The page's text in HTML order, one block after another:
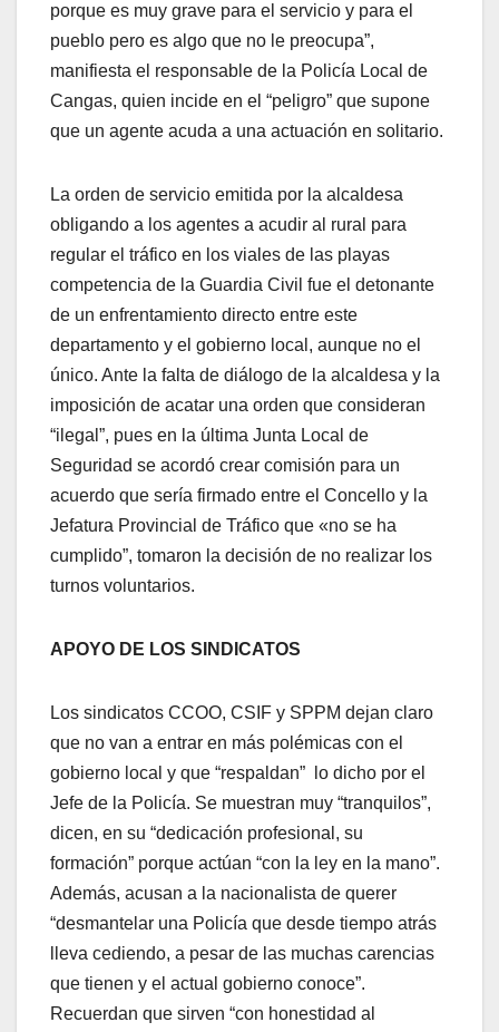
porque es muy grave para el servicio y para el
pueblo pero es algo que no le preocupa”,
manifiesta el responsable de la Policía Local de
Cangas, quien incide en el “peligro” que supone
que un agente acuda a una actuación en solitario.
La orden de servicio emitida por la alcaldesa
obligando a los agentes a acudir al rural para
regular el tráfico en los viales de las playas
competencia de la Guardia Civil fue el detonante
de un enfrentamiento directo entre este
departamento y el gobierno local, aunque no el
único. Ante la falta de diálogo de la alcaldesa y la
imposición de acatar una orden que consideran
“ilegal”, pues en la última Junta Local de
Seguridad se acordó crear comisión para un
acuerdo que sería firmado entre el Concello y la
Jefatura Provincial de Tráfico que «no se ha
cumplido”, tomaron la decisión de no realizar los
turnos voluntarios.
APOYO DE LOS SINDICATOS
Los sindicatos CCOO, CSIF y SPPM dejan claro
que no van a entrar en más polémicas con el
gobierno local y que “respaldan” lo dicho por el
Jefe de la Policía. Se muestran muy “tranquilos”,
dicen, en su “dedicación profesional, su
formación” porque actúan “con la ley en la mano”.
Además, acusan a la nacionalista de querer
“desmantelar una Policía que desde tiempo atrás
lleva cediendo, a pesar de las muchas carencias
que tienen y el actual gobierno conoce”.
Recuerdan que sirven “con honestidad al